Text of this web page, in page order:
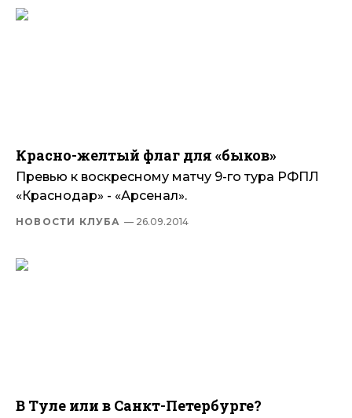
Красно-желтый флаг для «быков»
Превью к воскресному матчу 9-го тура РФПЛ
«Краснодар» - «Арсенал».
НОВОСТИ КЛУБА — 26.09.2014
В Туле или в Санкт-Петербурге?